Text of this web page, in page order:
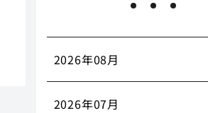
2026年08月
2026年07月